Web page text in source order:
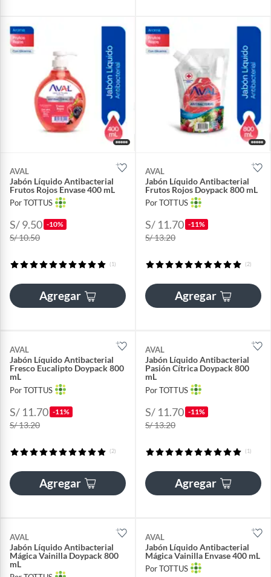
AVAL
Jabón Líquido Antibacterial
Frutos Rojos Envase 400 mL
Por TOTTUS
S/ 9.50 -10%
S/ 10.50
(1)
Agregar
AVAL
Jabón Líquido Antibacterial
Frutos Rojos Doypack 800 mL
Por TOTTUS
S/ 11.70 -11%
S/ 13.20
(2)
Agregar
AVAL
Jabón Líquido Antibacterial
Fresco Eucalipto Doypack 800
mL
Por TOTTUS
S/ 11.70 -11%
S/ 13.20
(2)
Agregar
AVAL
Jabón Líquido Antibacterial
Pasión Cítrica Doypack 800
mL
Por TOTTUS
S/ 11.70 -11%
S/ 13.20
(1)
Agregar
AVAL
Jabón Líquido Antibacterial
Mágica Vainilla Doypack 800
mL
AVAL
Jabón Líquido Antibacterial
Mágica Vainilla Envase 400 mL
Por TOTTUS